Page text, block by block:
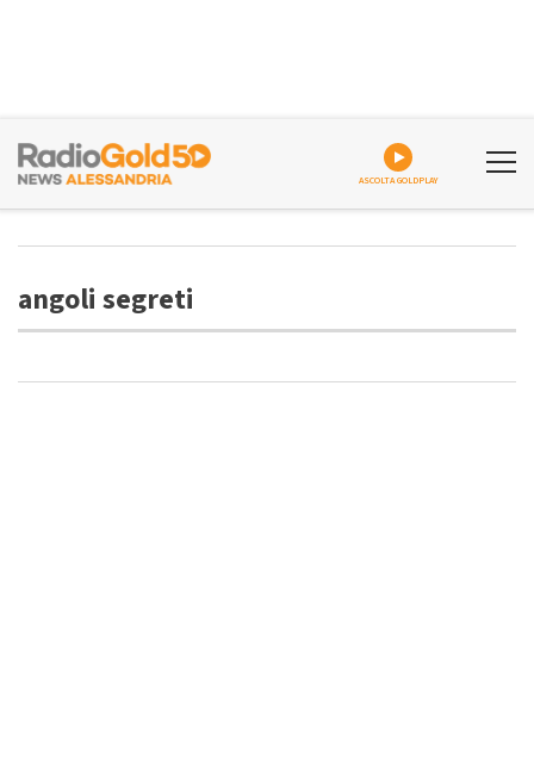
ASCOLTA GOLDPLAY
angoli segreti